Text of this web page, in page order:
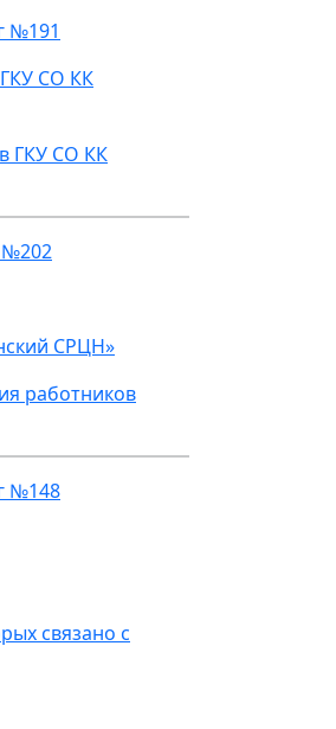
№191
СО КК
ГКУ СО КК
№202
СРЦН»
работников
№148
связано с